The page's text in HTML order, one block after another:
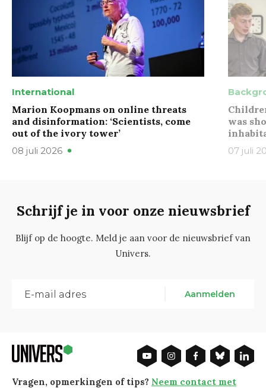
International
Marion Koopmans on online threats
and disinformation: ‘Scientists, come
out of the ivory tower’
08 juli 2026
was
07 juli
Schrijf je in voor onze nieuwsbrief
Blijf op de hoogte. Meld je aan voor de nieuwsbrief van
Univers.
Aanmelden
Vragen, opmerkingen of tips? Neem contact met